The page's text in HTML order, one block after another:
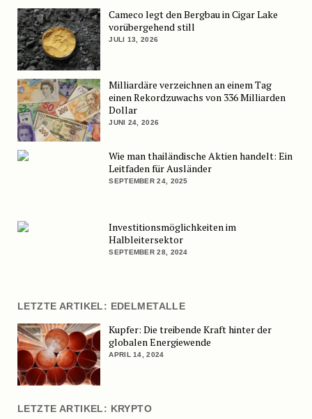
Cameco legt den Bergbau in Cigar Lake
vorübergehend still
JULI 13, 2026
Milliardäre verzeichnen an einem Tag
einen Rekordzuwachs von 336 Milliarden
Dollar
JUNI 24, 2026
Wie man thailändische Aktien handelt: Ein
Leitfaden für Ausländer
SEPTEMBER 24, 2025
Investitionsmöglichkeiten im
Halbleitersektor
SEPTEMBER 28, 2024
LETZTE ARTIKEL: EDELMETALLE
Kupfer: Die treibende Kraft hinter der
globalen Energiewende
APRIL 14, 2024
LETZTE ARTIKEL: KRYPTO